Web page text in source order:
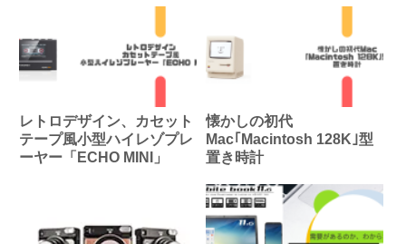
レトロデザイン、カセット
テープ風小型ハイレゾプレ
ーヤー「ECHO MINI」
懐かしの初代
Mac｢Macintosh 128K｣型
置き時計